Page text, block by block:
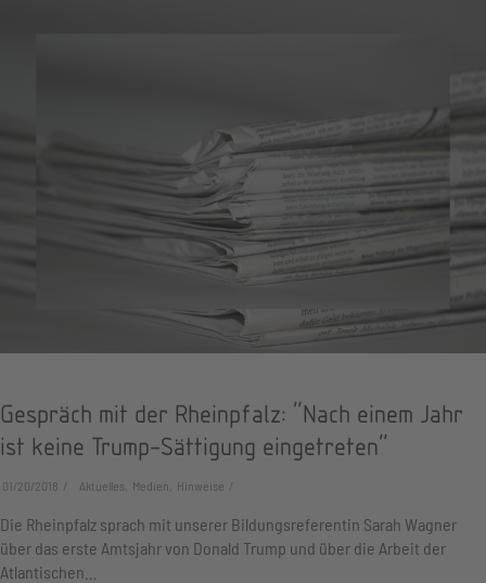
Gespräch mit der Rheinpfalz: "Nach einem Jahr
ist keine Trump-Sättigung eingetreten"
01/20/2018 Aktuelles, Medien, Hinweise
Die Rheinpfalz sprach mit unserer Bildungsreferentin Sarah Wagner
über das erste Amtsjahr von Donald Trump und über die Arbeit der
Atlantischen…